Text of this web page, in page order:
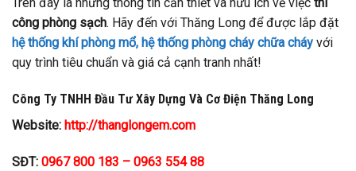
công phòng sạch. Hãy đến với Thăng Long để được lắp đặt
hệ thống khí phòng mổ, hệ thống phòng cháy chữa cháy với
quy trình tiêu chuẩn và giá cả cạnh tranh nhất!
Công Ty TNHH Đầu Tư Xây Dựng Và Cơ Điện Thăng Long
Website: http://thanglongem.com
SĐT: 0967 800 183 – 0963 554 88